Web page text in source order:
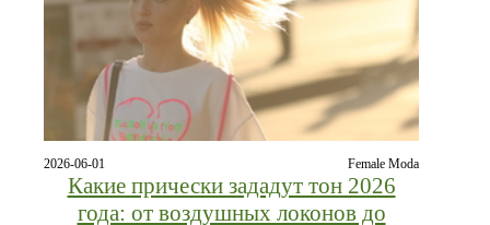
2026-06-01 Female Moda
Какие прически зададут тон 2026
года: от воздушных локонов до